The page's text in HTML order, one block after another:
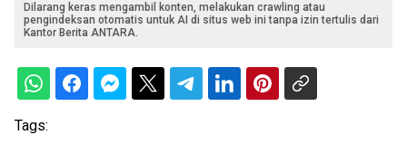
Dilarang keras mengambil konten, melakukan crawling atau
pengindeksan otomatis untuk AI di situs web ini tanpa izin tertulis dari
Kantor Berita ANTARA.
Tags: